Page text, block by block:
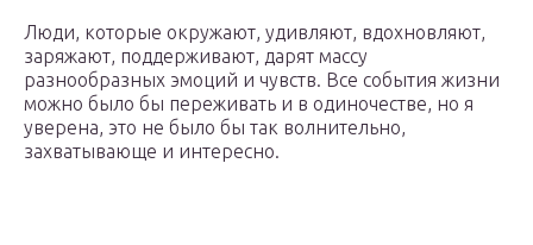
Люди, которые окружают, удивляют, вдохновляют,
заряжают, поддерживают, дарят массу
разнообразных эмоций и чувств. Все события жизни
можно было бы переживать и в одиночестве, но я
уверена, это не было бы так волнительно,
захватывающе и интересно.